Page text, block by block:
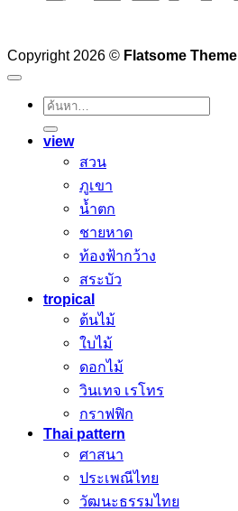
Copyright 2026 © Flatsome Theme
ค้นหา:
view
สวน
ภูเขา
น้ำตก
ชายหาด
ท้องฟ้ากว้าง
สระบัว
tropical
ต้นไม้
ใบไม้
ดอกไม้
วินเทจ เรโทร
กราฟฟิก
Thai pattern
ศาสนา
ประเพณีไทย
วัฒนะธรรมไทย